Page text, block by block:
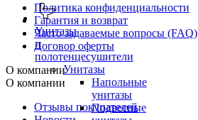
Унитазы
и
полотенцесушители
Унитазы
Напольные
унитазы
Подвесные
Политика конфиденциальности
Гарантия и возврат
Часто задаваемые вопросы (FAQ)
Договор оферты
О компании
О компании
Отзывы покупателей